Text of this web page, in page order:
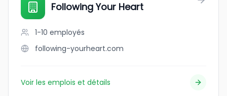
Following Your Heart
1-10 employés
following-yourheart.com
Voir les emplois et détails